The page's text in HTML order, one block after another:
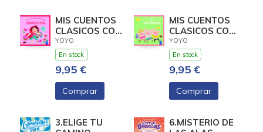
MIS CUENTOS
CLASICOS CON
TEXTURAS.
CAPERUCITA
ROJA
YOYO
En stock
9,95 €
Comprar
MIS CUENTOS
CLASICOS CON
TEXTURAS.
LOS TRES
CERDIT
YOYO
En stock
9,95 €
Comprar
3.ELIGE TU
6.MISTERIO DE